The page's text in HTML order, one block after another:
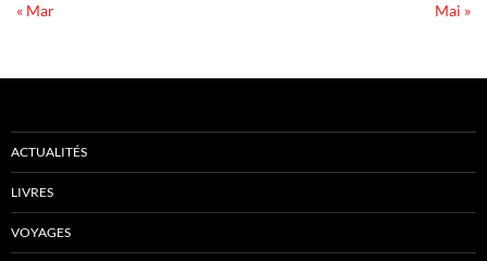
« Mar
Mai »
ACTUALITÉS
LIVRES
VOYAGES